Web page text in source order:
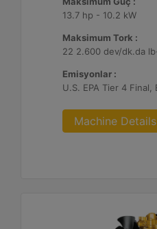
13.7 hp - 10.2 kW
Maksimum Tork :
Emisyonlar :
Machine Details